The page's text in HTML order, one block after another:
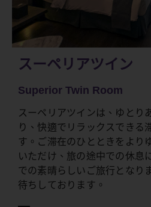
スーペリアツイン
Superior Twin Room
スーペリアツインは、ゆとり
り、快適でリラックスできる
す。ご滞在のひとときをより
いただけ、旅の途中での休息
での素晴らしいご旅行となり
待ちしております。